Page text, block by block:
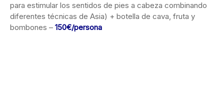
para estimular los sentidos de pies a cabeza combinando
diferentes técnicas de Asia) + botella de cava, fruta y
bombones – 150€/persona